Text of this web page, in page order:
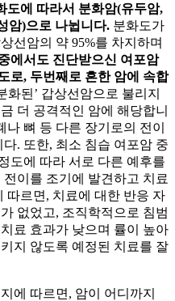
도에 따라서 분화암(유두암,
암)으로 나뉩니다. 분화도가
선암의 약 95%를 차지하며
에서도 진단받으신 여포암
로, 두번째로 흔한 암에 속합
화된’ 갑상선암으로 불리지
더 공격적인 암에 해당합니
뼈 등 다른 장기로의 전이
. 또한, 최소 침습 여포암 중
도에 따라 서로 다른 예후를
이를 조기에 발견하고 치료
따르면, 치료에 대한 반응 자
없었고, 조직학적으로 침범
료 효과가 낮으며 률이 높아
지 않도록 예정된 치료를 잘
에 따르면, 암이 어디까지